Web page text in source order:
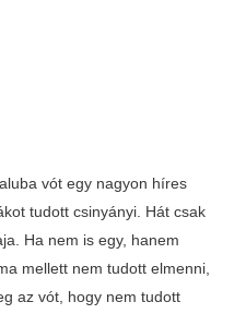
vót egy nagyon híres
tudott csinyányi. Hát csak
Ha nem is egy, hanem
mellett nem tudott elmenni,
az vót, hogy nem tudott